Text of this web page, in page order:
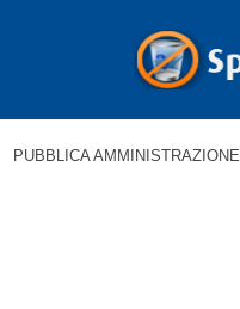
PUBBLICA AMMINISTRAZIONE